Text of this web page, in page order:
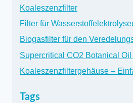
Koaleszenzfilter
Filter für
Biogasfilter für den
Supercritical CO2 Botanical
Koaleszenzfiltergehäuse –
Tags